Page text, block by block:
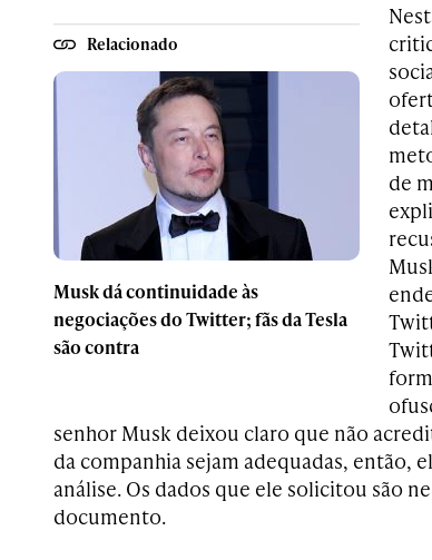
Relacionado
Musk dá continuidade às
negociações do Twitter; fãs da Tesla
são contra
de
senhor Musk deixou claro que não
da companhia sejam adequadas, então,
análise. Os dados que ele solicitou são
documento.